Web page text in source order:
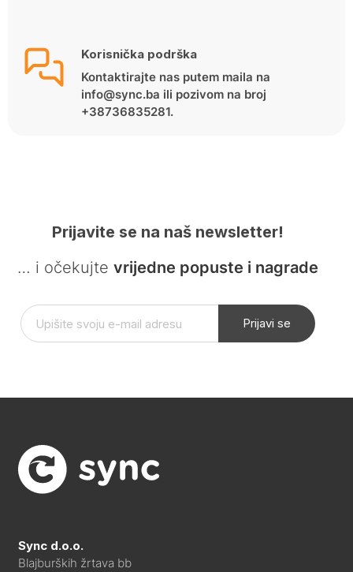
Korisnička podrška
Kontaktirajte nas putem maila na
info@sync.ba ili pozivom na broj
+38736835281.
Prijavite se na naš newsletter!
… i očekujte vrijedne popuste i nagrade
Prijavi se
Sync d.o.o.
Blajburških žrtava bb